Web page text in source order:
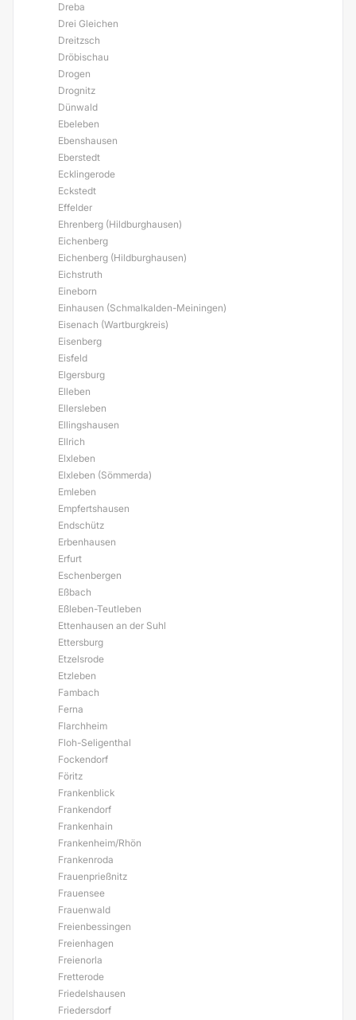
Dreba
Drei Gleichen
Dreitzsch
Dröbischau
Drogen
Drognitz
Dünwald
Ebeleben
Ebenshausen
Eberstedt
Ecklingerode
Eckstedt
Effelder
Ehrenberg (Hildburghausen)
Eichenberg
Eichenberg (Hildburghausen)
Eichstruth
Eineborn
Einhausen (Schmalkalden-Meiningen)
Eisenach (Wartburgkreis)
Eisenberg
Eisfeld
Elgersburg
Elleben
Ellersleben
Ellingshausen
Ellrich
Elxleben
Elxleben (Sömmerda)
Emleben
Empfertshausen
Endschütz
Erbenhausen
Erfurt
Eschenbergen
Eßbach
Eßleben-Teutleben
Ettenhausen an der Suhl
Ettersburg
Etzelsrode
Etzleben
Fambach
Ferna
Flarchheim
Floh-Seligenthal
Fockendorf
Föritz
Frankenblick
Frankendorf
Frankenhain
Frankenheim/Rhön
Frankenroda
Frauenprießnitz
Frauensee
Frauenwald
Freienbessingen
Freienhagen
Freienorla
Fretterode
Friedelshausen
Friedersdorf